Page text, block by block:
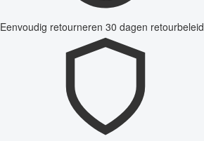
Eenvoudig retourneren 30 dagen retourbeleid